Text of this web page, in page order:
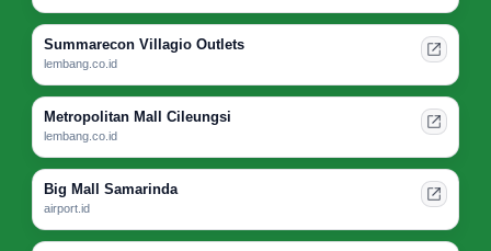
Summarecon Villagio Outlets
lembang.co.id
Metropolitan Mall Cileungsi
lembang.co.id
Big Mall Samarinda
airport.id